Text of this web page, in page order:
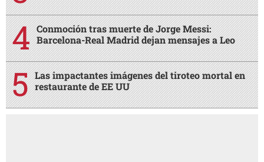
Conmoción tras muerte de Jorge Messi:
Barcelona-Real Madrid dejan mensajes a Leo
Las impactantes imágenes del tiroteo mortal en
restaurante de EE UU